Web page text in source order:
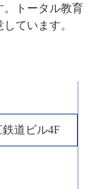
。トータル教育
ています。
道ビル4F